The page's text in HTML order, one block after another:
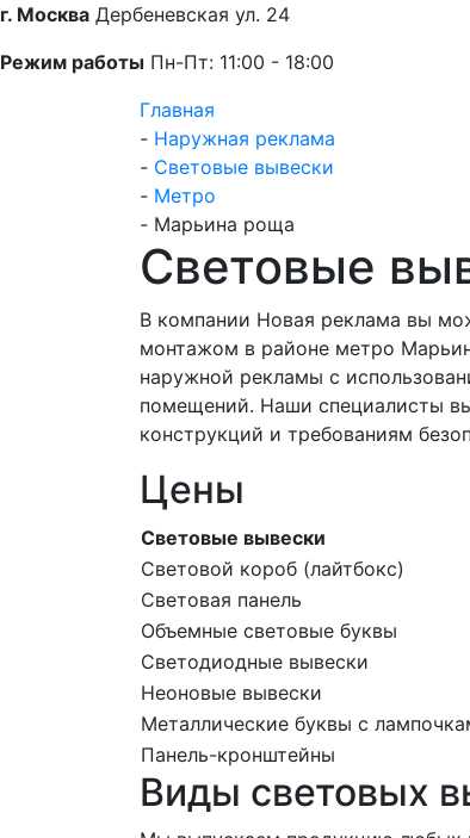
г. Москва Дербеневская ул. 24
Режим работы Пн-Пт: 11:00 - 18:00
Главная
- Наружная реклама
- Световые вывески
- Метро
- Марьина роща
Световые
В компании Новая реклама вы
монтажом в районе метро
наружной рекламы с
помещений. Наши специалисты
конструкций и требованиям
Цены
Световые вывески
Световой короб (лайтбокс)
Световая панель
Объемные световые буквы
Светодиодные вывески
Неоновые вывески
Металлические буквы с
Панель-кронштейны
Виды световых